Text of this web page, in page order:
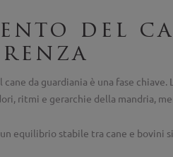
del
cane da guardiania è una fase
ritmi e gerarchie della mandria,
equilibrio stabile tra cane e bovini